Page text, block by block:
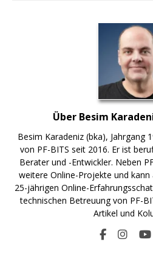
Über Besim
Besim Karadeniz (bka), Jahrgang
von PF-BITS seit 2016. Er ist
Berater und -Entwickler. Neben
weitere Online-Projekte und
25-jährigen Online-
technischen Betreuung von PF-
Artikel und